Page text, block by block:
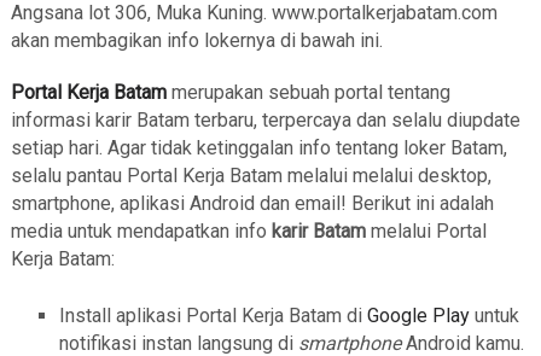
Angsana lot 306, Muka Kuning. www.portalkerjabatam.com
akan membagikan info lokernya di bawah ini.
Portal Kerja Batammerupakan sebuah portal tentang
informasi karir Batam terbaru, terpercaya dan selalu diupdate
setiap hari. Agar tidak ketinggalan info tentang loker Batam,
selalu pantau Portal Kerja Batam melalui melalui desktop,
smartphone, aplikasi Android dan email! Berikut ini adalah
media untuk mendapatkan info karir Batammelalui Portal
Kerja Batam:
Install aplikasi Portal Kerja Batam di Google Playuntuk
notifikasi instan langsung di smartphoneAndroid kamu.